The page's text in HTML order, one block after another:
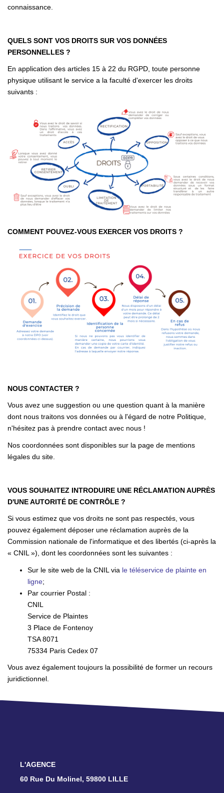
connaissance.
QUELS SONT VOS DROITS SUR VOS DONNÉES
PERSONNELLES ?
En application des articles 15 à 22 du RGPD, toute personne
physique utilisant le service a la faculté d'exercer les droits
suivants :
COMMENT POUVEZ-VOUS EXERCER VOS DROITS ?
NOUS CONTACTER ?
Vous avez une suggestion ou une question quant à la manière
dont nous traitons vos données ou à l'égard de notre Politique,
n'hésitez pas à prendre contact avec nous !
Nos coordonnées sont disponibles sur la page de mentions
légales du site.
VOUS SOUHAITEZ INTRODUIRE UNE RÉCLAMATION AUPRÈS
D'UNE AUTORITÉ DE CONTRÔLE ?
Si vous estimez que vos droits ne sont pas respectés, vous
pouvez également déposer une réclamation auprès de la
Commission nationale de l'informatique et des libertés (ci-après la
« CNIL »), dont les coordonnées sont les suivantes :
Sur le site web de la CNIL via le téléservice de plainte en
ligne;
Par courrier Postal :
CNIL
Service de Plaintes
3 Place de Fontenoy
TSA 8071
75334 Paris Cedex 07
Vous avez également toujours la possibilité de former un recours
juridictionnel.
L'AGENCE
60 Rue Du Molinel, 59800 LILLE